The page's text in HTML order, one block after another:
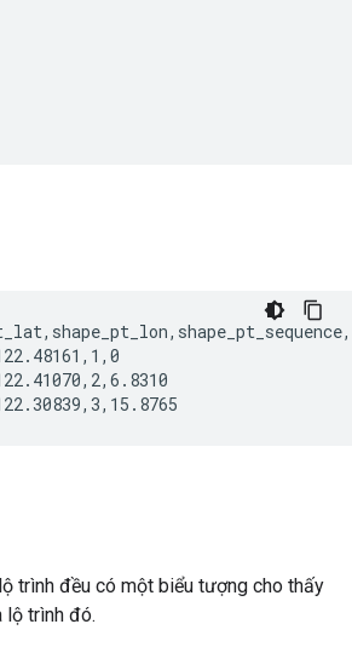
trình đều có một biểu tượng cho thấy
lộ trình đó.